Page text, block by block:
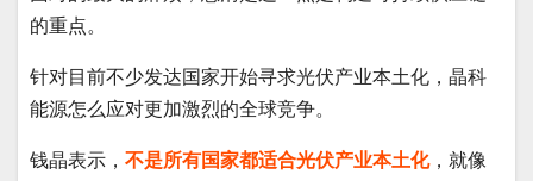
的重点。
针对目前不少发达国家开始寻求光伏产业本土化，晶科
能源怎么应对更加激烈的全球竞争。
钱晶表示， 不是所有国家都适合光伏产业本土化，就像